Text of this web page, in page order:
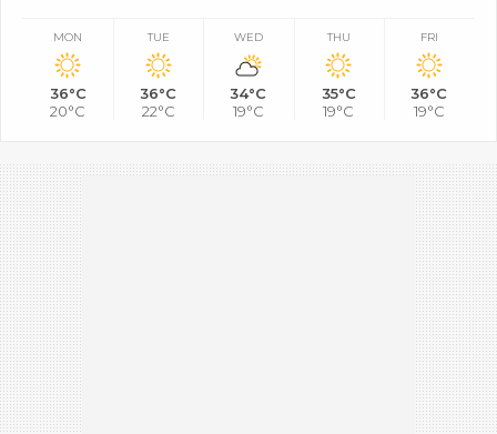
MON
36°C
20°C
TUE
36°C
22°C
WED
34°C
19°C
THU
35°C
19°C
FRI
36°C
19°C